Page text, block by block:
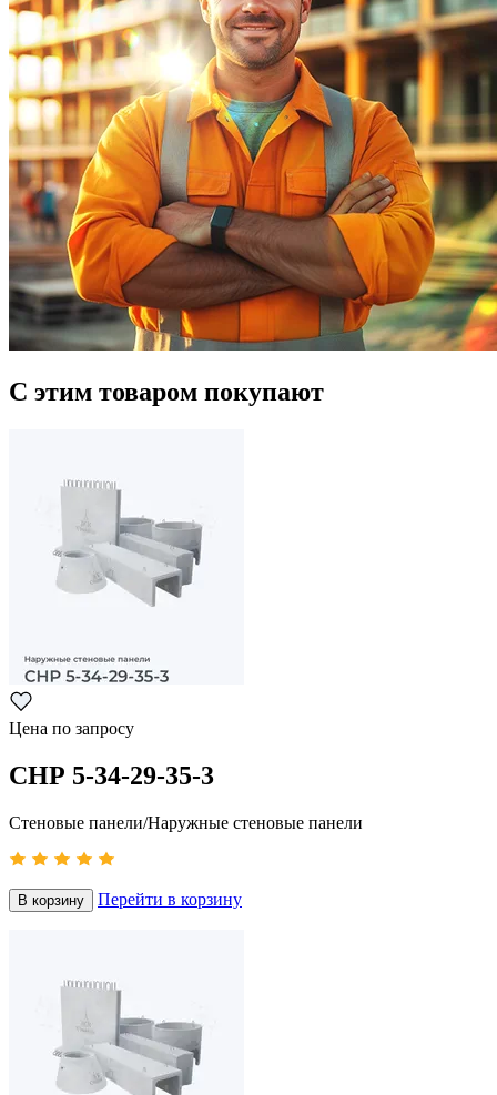
С этим товаром покупают
Цена по запросу
СНР 5-34-29-35-3
Стеновые панели/Наружные стеновые панели
В корзину Перейти в корзину